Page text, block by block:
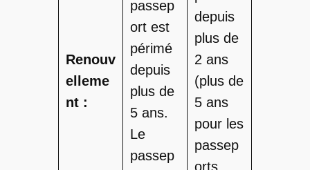
Renouv
elleme
nt :
passep
ort est
périmé
depuis
plus de
5 ans.
Le
passep
depuis
plus de
2 ans
(plus de
5 ans
pour les
passep
orts